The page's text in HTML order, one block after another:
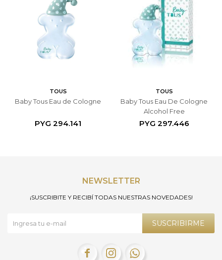
TOUS
Baby Tous Eau de Cologne
PYG 294.141
TOUS
Baby Tous Eau De Cologne
Alcohol Free
PYG 297.446
NEWSLETTER
¡SUSCRIBITE Y RECIBÍ TODAS NUESTRAS NOVEDADES!
SUSCRIBIRME
  